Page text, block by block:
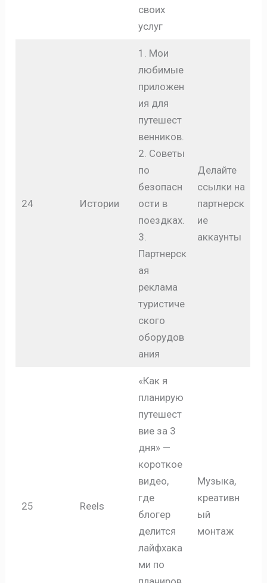
своих
услуг
24 Истории
1. Мои
любимые
приложен
ия для
путешест
венников.
2. Советы
по
безопасн
ости в
поездках.
3.
Партнерск
ая
реклама
туристиче
ского
оборудов
ания
Делайте
ссылки на
партнерск
ие
аккаунты
25 Reels
«Как я
планирую
путешест
вие за 3
дня» —
короткое
видео,
где
блогер
делится
лайфхака
ми по
Музыка,
креативн
ый
монтаж